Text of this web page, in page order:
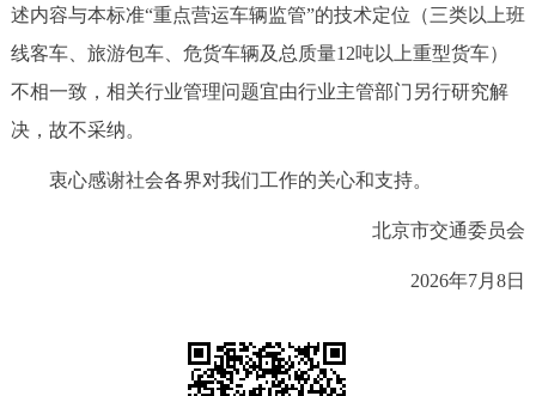
个人服务 法人服务 部门服务
便民服务 利企服务 投资项目
我要建议
在线访谈
述内容与本标准“重点营运车辆监管”的技术定位（三类以上班
线客车、旅游包车、危货车辆及总质量12吨以上重型货车）
不相一致，相关行业管理问题宜由行业主管部门另行研究解
决，故不采纳。
衷心感谢社会各界对我们工作的关心和支持。
北京市交通委员会
2026年7月8日